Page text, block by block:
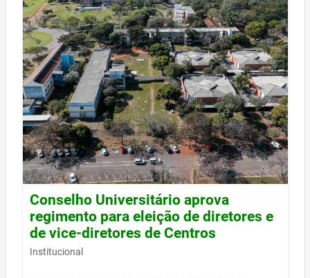
Conselho Universitário aprova
regimento para eleição de diretores e
de vice-diretores de Centros
Institucional